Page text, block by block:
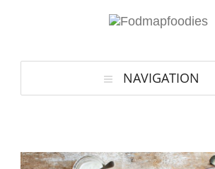
NAVIGATION